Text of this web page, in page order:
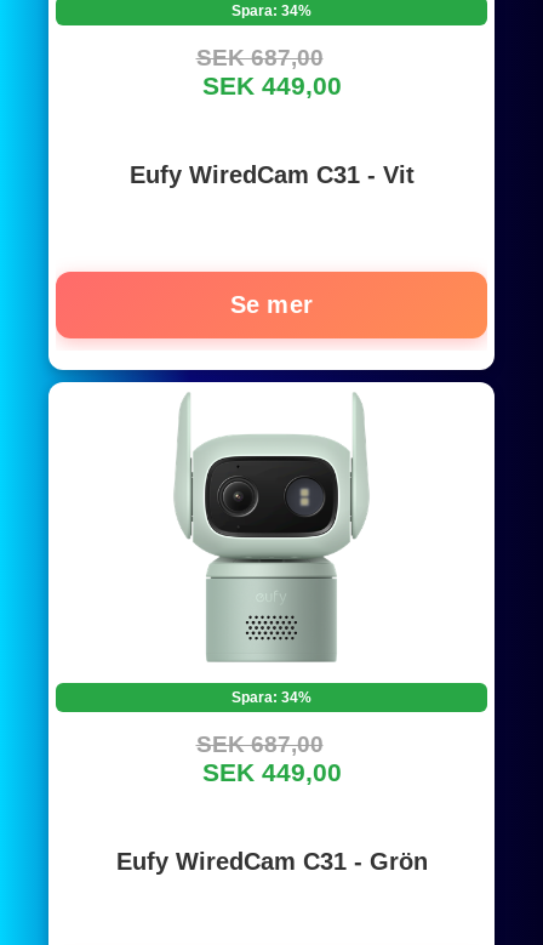
Spara: 34%
SEK 687,00
SEK 449,00
Eufy WiredCam C31 - Vit
Se mer
Spara: 34%
SEK 687,00
SEK 449,00
Eufy WiredCam C31 - Grön